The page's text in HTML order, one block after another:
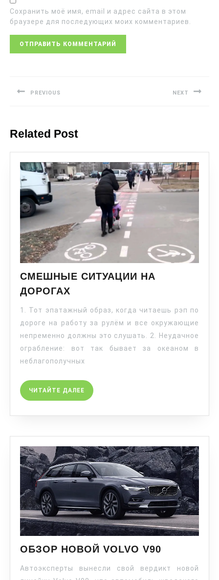
Сохранить моё имя, email и адрес сайта в этом
браузере для последующих моих комментариев.
PREVIOUS NEXT
Related Post
СМЕШНЫЕ СИТУАЦИИ НА
ДОРОГАХ
1. Тот эпатажный образ, когда читаешь рэп по
дороге на работу за рулём и все окружающие
непременно должны это слушать. 2. Неудачное
ограбление: вот так бывает за океаном в
неблагополучных
ЧИТАЙТЕ ДАЛЕЕ
ОБЗОР НОВОЙ VOLVO V90
Автоэксперты вынесли свой вердикт новой